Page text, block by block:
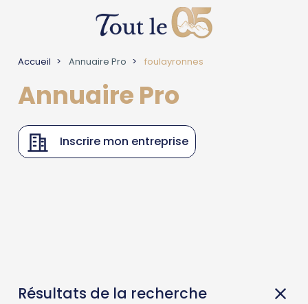
Accueil Annuaire Pro foulayronnes
Annuaire Pro
Inscrire mon entreprise
Résultats de la recherche